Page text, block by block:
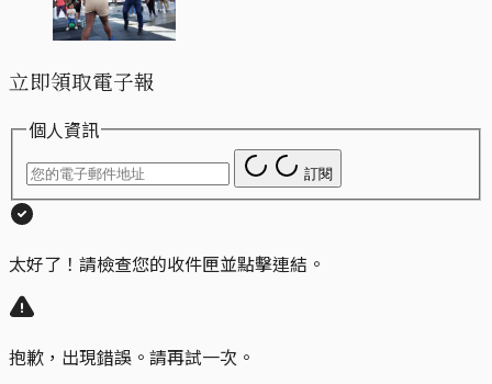
立即領取電子報
個人資訊
訂閱
太好了！請檢查您的收件匣並點擊連結。
抱歉，出現錯誤。請再試一次。